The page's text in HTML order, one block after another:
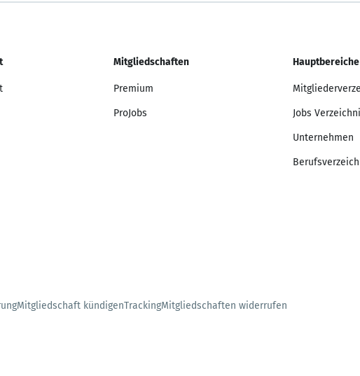
Mitgliedschaften
Premium
ProJobs
Hauptbereiche
Jobs
Unternehmen
Mitgliedschaft kündigenTrackingMitgliedschaften widerrufen